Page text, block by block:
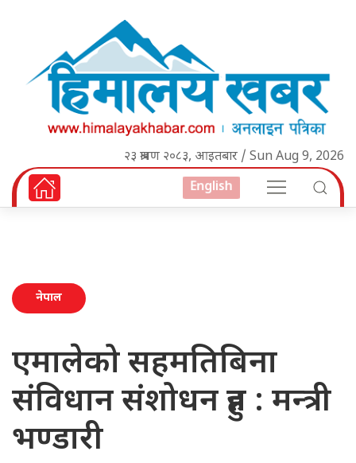
२३ श्रावण २०८३, आइतबार / Sun Aug 9, 2026
English
नेपाल
एमालेको सहमतिबिना
संविधान संशोधन हुन्न : मन्त्री
भण्डारी